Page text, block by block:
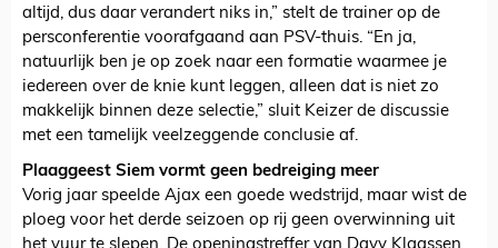
altijd, dus daar verandert niks in,” stelt de trainer op de
persconferentie voorafgaand aan PSV-thuis. “En ja,
natuurlijk ben je op zoek naar een formatie waarmee je
iedereen over de knie kunt leggen, alleen dat is niet zo
makkelijk binnen deze selectie,” sluit Keizer de discussie
met een tamelijk veelzeggende conclusie af.
Plaaggeest Siem vormt geen bedreiging meer
Vorig jaar speelde Ajax een goede wedstrijd, maar wist de
ploeg voor het derde seizoen op rij geen overwinning uit